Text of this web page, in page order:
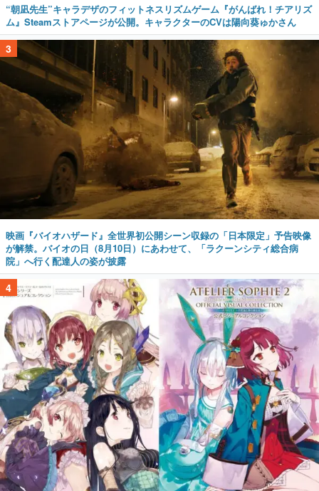
“朝凪先生”キャラデザのフィットネスリズムゲーム『がんばれ！チアリズ
ム』Steamストアページが公開。キャラクターのCVは陽向葵ゅかさん
3
映画『バイオハザード』全世界初公開シーン収録の「日本限定」予告映像
が解禁。バイオの日（8月10日）にあわせて、「ラクーンシティ総合病
院」へ行く配達人の姿が披露
4